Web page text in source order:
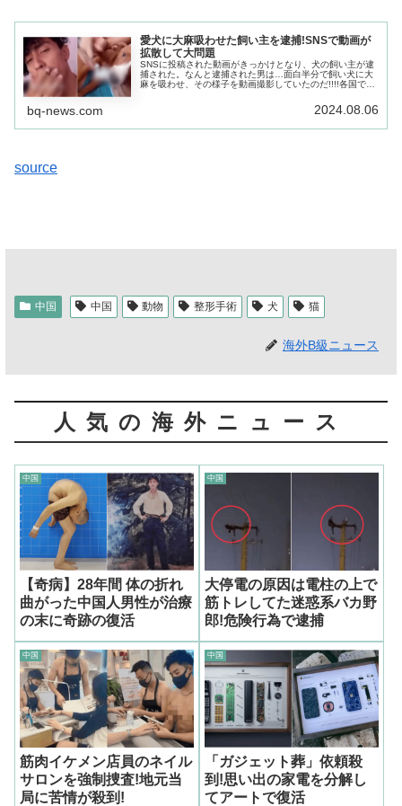
愛犬に大麻吸わせた飼い主を逮捕!SNSで動画が
拡散して大問題
SNSに投稿された動画がきっかけとなり、犬の飼い主が逮
捕された。なんと逮捕された男は…面白半分で飼い犬に大
麻を吸わせ、その様子を動画撮影していたのだ!!!!各国で大
bq-news.com 2024.08.06
source
中国 中国 動物 整形手術 犬 猫
海外B級ニュース
人気の海外ニュース
中国
【奇病】28年間 体の折れ
曲がった中国人男性が治療
の末に奇跡の復活
中国
大停電の原因は電柱の上で
筋トレしてた迷惑系バカ野
郎!危険行為で逮捕
中国
筋肉イケメン店員のネイル
サロンを強制捜査!地元当
局に苦情が殺到!
中国
「ガジェット葬」依頼殺
到!思い出の家電を分解し
てアートで復活